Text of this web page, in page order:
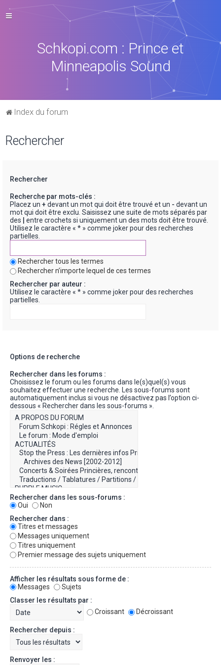
Schkopi.com : Prince et
Minneapolis Sound
Index du forum
Rechercher
Rechercher
Recherche par mots-clés :
Placez un + devant un mot qui doit être trouvé et un - devant un
mot qui doit être exclu. Saisissez une suite de mots séparés par
des
entre crochets si uniquement un des mots doit être trouvé.
Utilisez le caractère « * » comme joker pour des recherches
partielles.
Rechercher tous les termes
Rechercher n’importe lequel de ces termes
Rechercher par auteur :
Utilisez le caractère « * » comme joker pour des recherches
partielles.
Options de recherche
Rechercher dans les forums :
Choisissez le forum ou les forums dans le(s)quel(s) vous
souhaitez effectuer une recherche. Les sous-forums sont
automatiquement inclus si vous ne désactivez pas l’option ci-
dessous « Rechercher dans les sous-forums ».
Rechercher dans les sous-forums :
Oui
Non
Rechercher dans :
Titres et messages
Messages uniquement
Titres uniquement
Premier message des sujets uniquement
Afficher les résultats sous forme de :
Messages
Sujets
Classer les résultats par :
Croissant
Décroissant
Rechercher depuis :
Renvoyer les :